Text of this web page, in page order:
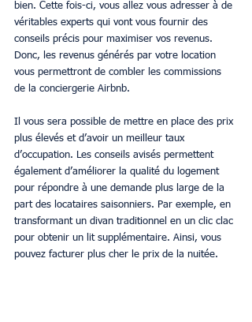
bien. Cette fois-ci, vous allez vous adresser à de
véritables experts qui vont vous fournir des
conseils précis pour maximiser vos revenus.
Donc, les revenus générés par votre location
vous permettront de combler les commissions
de la conciergerie Airbnb.
Il vous sera possible de mettre en place des prix
plus élevés et d’avoir un meilleur taux
d’occupation. Les conseils avisés permettent
également d’améliorer la qualité du logement
pour répondre à une demande plus large de la
part des locataires saisonniers. Par exemple, en
transformant un divan traditionnel en un clic clac
pour obtenir un lit supplémentaire. Ainsi, vous
pouvez facturer plus cher le prix de la nuitée.